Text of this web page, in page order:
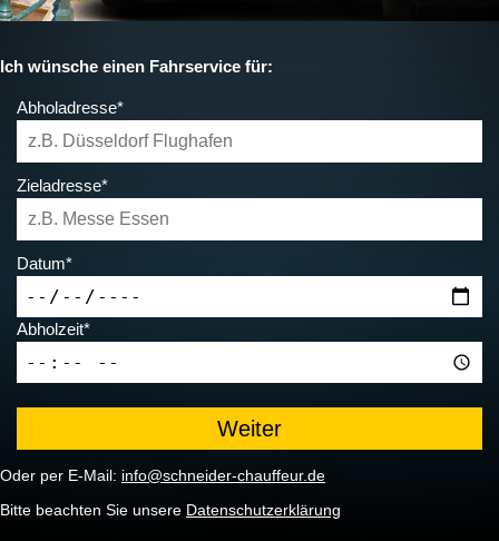
Ich wünsche einen Fahrservice für:
Abholadresse*
Zieladresse*
Datum*
Abholzeit*
Oder per E-Mail: info@schneider-chauffeur.de
Bitte beachten Sie unsere Datenschutzerklärung